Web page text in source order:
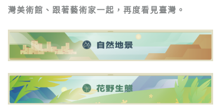
灣美術館、跟著藝術家一起，再度看見臺灣。